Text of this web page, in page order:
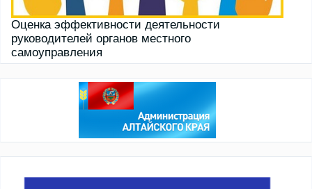
Оценка эффективности деятельности
руководителей органов местного
самоуправления